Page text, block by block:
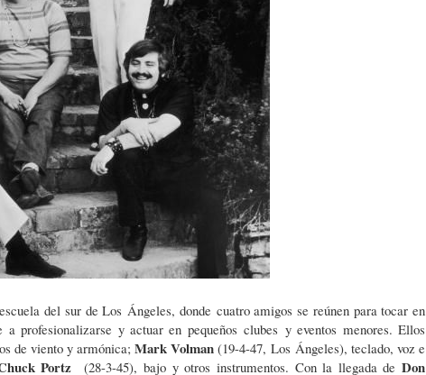
del sur de Los Ángeles, donde cuatro amigos se reúnen para tocar en
profesionalizarse y actuar en pequeños clubes y eventos menores. Ellos
de viento y armónica;Mark Volman (19-4-47, Los Ángeles), teclado, voz e
Portz (28-3-45), bajo y otros instrumentos. Con la llegada deDon